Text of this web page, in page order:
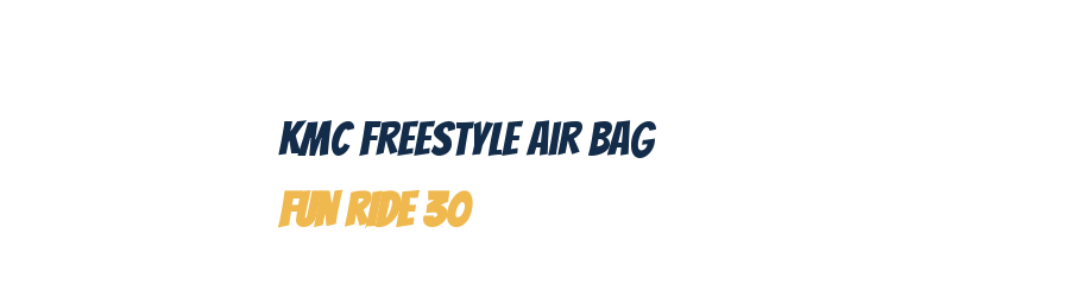
KMC Freestyle Air Bag
FUN RIDE 30